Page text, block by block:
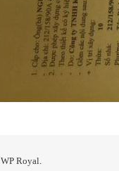
WP Royal.